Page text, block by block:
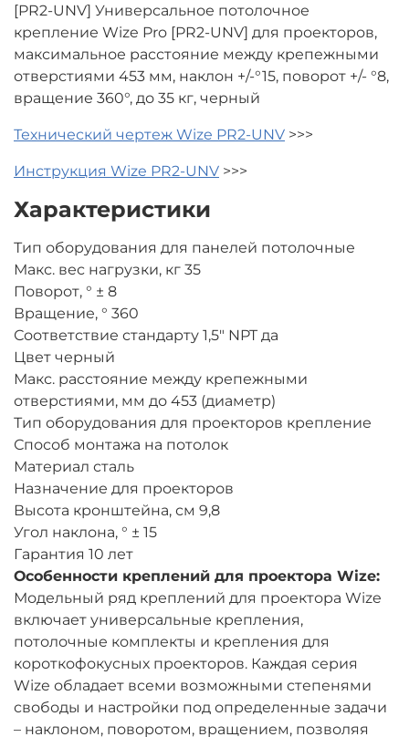
[PR2-UNV] Универсальное потолочное
крепление Wize Pro [PR2-UNV] для проекторов,
максимальное расстояние между крепежными
отверстиями 453 мм, наклон +/-°15, поворот +/- °8,
вращение 360°, до 35 кг, черный
Технический чертеж Wize PR2-UNV >>>
Инструкция Wize PR2-UNV >>>
Характеристики
Тип оборудования для панелей потолочные
Макс. вес нагрузки, кг 35
Поворот, ° ± 8
Вращение, ° 360
Соответствие стандарту 1,5" NPT да
Цвет черный
Макс. расстояние между крепежными
отверстиями, мм до 453 (диаметр)
Тип оборудования для проекторов крепление
Способ монтажа на потолок
Материал сталь
Назначение для проекторов
Высота кронштейна, см 9,8
Угол наклона, ° ± 15
Гарантия 10 лет
Особенности креплений для проектора Wize:
Модельный ряд креплений для проектора Wize
включает универсальные крепления,
потолочные комплекты и крепления для
короткофокусных проекторов. Каждая серия
Wize обладает всеми возможными степенями
свободы и настройки под определенные задачи
– наклоном, поворотом, вращением, позволяя